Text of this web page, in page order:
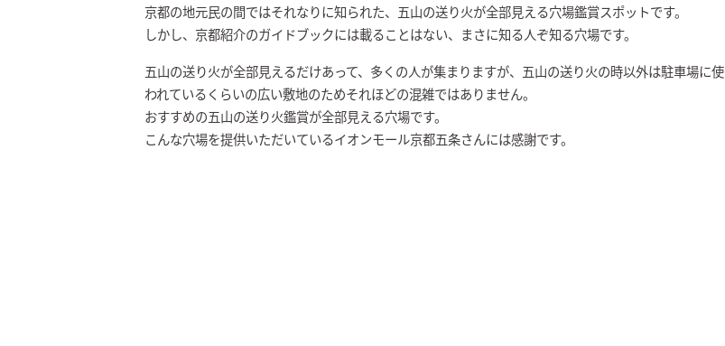
京都の地元民の間ではそれなりに知られた、五山の送り火が全部見える穴場鑑賞スポットです。
しかし、京都紹介のガイドブックには載ることはない、まさに知る人ぞ知る穴場です。
五山の送り火が全部見えるだけあって、多くの人が集まりますが、五山の送り火の時以外は駐車場に使
われているくらいの広い敷地のためそれほどの混雑ではありません。
おすすめの五山の送り火鑑賞が全部見える穴場です。
こんな穴場を提供いただいているイオンモール京都五条さんには感謝です。